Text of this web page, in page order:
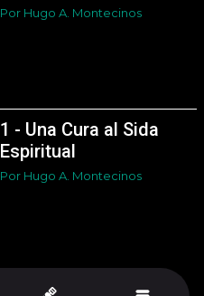
Por Hugo A. Montecinos
1 - Una Cura al Sida
Espiritual
Por Hugo A. Montecinos